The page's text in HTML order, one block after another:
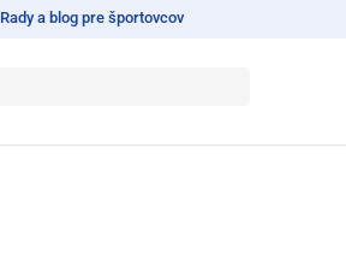
Rady a blog pre športovcov